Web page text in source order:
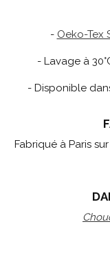
- Oeko-Tex
- Lavage à
- Disponible
Fabriqué à Paris